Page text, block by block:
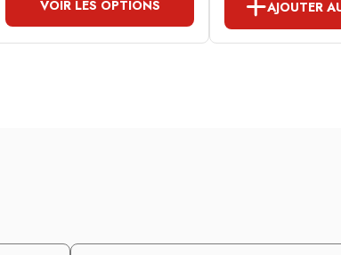
VOIR LES OPTIONS AJOUTER